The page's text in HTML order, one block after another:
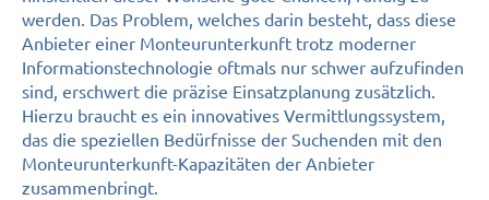
werden. Das Problem, welches darin besteht, dass diese
Anbieter einer Monteurunterkunft trotz moderner
Informationstechnologie oftmals nur schwer aufzufinden
sind, erschwert die präzise Einsatzplanung zusätzlich.
Hierzu braucht es ein innovatives Vermittlungssystem,
das die speziellen Bedürfnisse der Suchenden mit den
Monteurunterkunft-Kapazitäten der Anbieter
zusammenbringt.